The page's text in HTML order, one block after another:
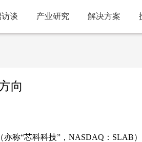
谈 产业研究 解决方案
向
亦称“芯科科技”，NASDAQ：SLAB